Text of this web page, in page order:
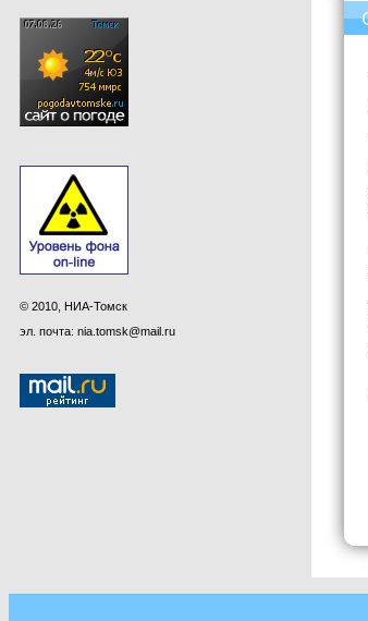
© 2010, НИА-Томск
эл. почта: nia.tomsk@mail.ru